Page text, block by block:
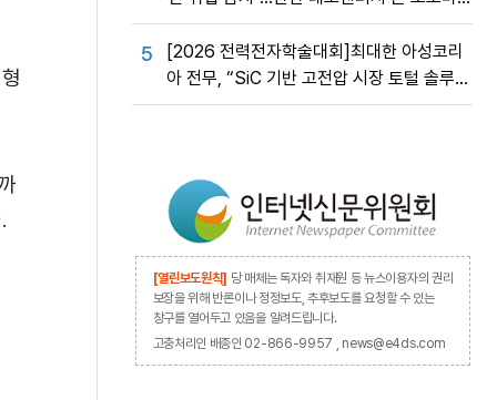
네트웍스 OT 보안의 실제
5
[2026 전력전자학술대회]최대한 아성코리
아 전무, “SiC 기반 고전압 시장 토털 솔루션
제공”
[열린보도원칙] 당 매체는 독자와 취재원 등 뉴스이용자의 권리
보장을 위해 반론이나 정정보도, 추후보도를 요청할 수 있는
창구를 열어두고 있음을 알려드립니다.
고충처리인 배종인 02-866-9957 , news@e4ds.com